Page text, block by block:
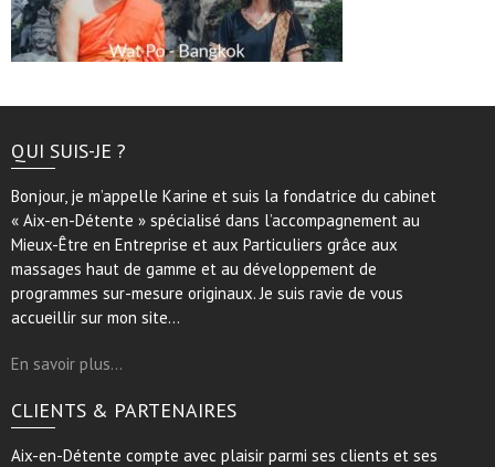
QUI SUIS-JE ?
Bonjour, je m’appelle Karine et suis la fondatrice du cabinet
« Aix-en-Détente » spécialisé dans l’accompagnement au
Mieux-Être en Entreprise et aux Particuliers grâce aux
massages haut de gamme et au développement de
programmes sur-mesure originaux. Je suis ravie de vous
accueillir sur mon site…
En savoir plus…
CLIENTS & PARTENAIRES
Aix-en-Détente compte avec plaisir parmi ses clients et ses